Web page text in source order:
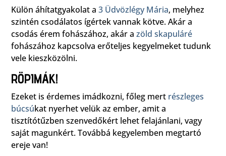
Külön áhítatgyakolat a 3 Üdvözlégy Mária, melyhez
szintén csodálatos ígértek vannak kötve. Akár a
csodás érem fohászához, akár a zöld skapuláré
fohászához kapcsolva erőteljes kegyelmeket tudunk
vele kieszközölni.
RÖPIMÁK!
Ezeket is érdemes imádkozni, főleg mert részleges
búcsúkat nyerhet velük az ember, amit a
tisztítótűzben szenvedőkért lehet felajánlani, vagy
saját magunkért. Továbbá kegyelemben megtartó
ereje van!